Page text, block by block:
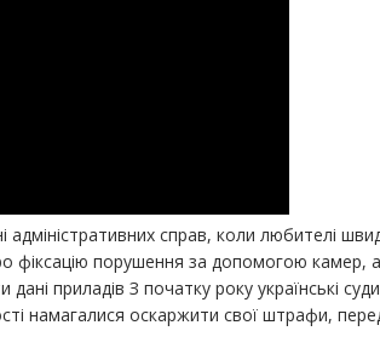
адміністративних справ, коли любителі
фіксацію порушення за допомогою камер,
приладів З початку року українські
намагалися оскаржити свої штрафи,